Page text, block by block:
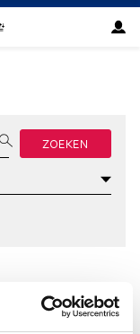
ZOEKEN